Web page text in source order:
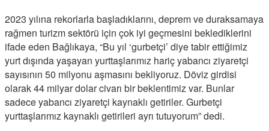
2023 yılına rekorlarla başladıklarını, deprem ve duraksamaya
rağmen turizm sektörü için çok iyi geçmesini beklediklerini
ifade eden Bağlıkaya, “Bu yıl ‘gurbetçi’ diye tabir ettiğimiz
yurt dışında yaşayan yurttaşlarımız hariç yabancı ziyaretçi
sayısının 50 milyonu aşmasını bekliyoruz. Döviz girdisi
olarak 44 milyar dolar civarı bir beklentimiz var. Bunlar
sadece yabancı ziyaretçi kaynaklı getiriler. Gurbetçi
yurttaşlarımız kaynaklı getirileri ayrı tutuyorum” dedi.